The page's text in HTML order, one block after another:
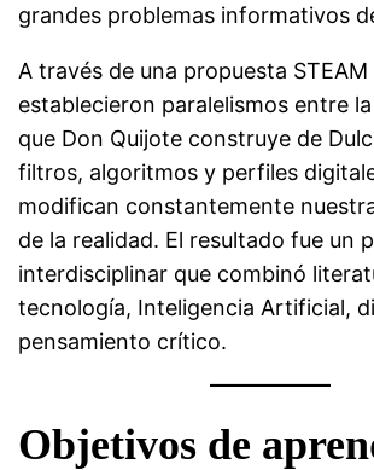
grandes problemas informativos
A través de una propuesta STEAM
establecieron paralelismos entre
que Don Quijote construye de
filtros, algoritmos y perfiles
modifican constantemente
de la realidad. El resultado fue un
interdisciplinar que combinó
tecnología, Inteligencia Artificial,
pensamiento crítico.
Objetivos de